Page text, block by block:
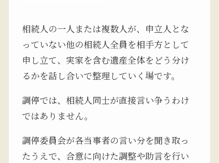
相続人の一人または複数人が、申立人とな
っていない他の相続人全員を相手方として
申し立て、実家を含む遺産全体をどう分け
るかを話し合いで整理していく場です。
調停では、相続人同士が直接言い争うわけ
ではありません。
調停委員会が各当事者の言い分を聞き取っ
たうえで、合意に向けた調整や助言を行い